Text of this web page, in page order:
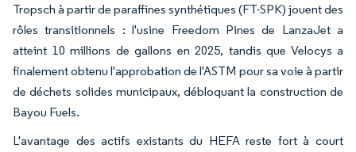
Tropsch à partir de paraffines synthétiques (FT-SPK) jouent des
rôles transitionnels : l'usine Freedom Pines de LanzaJet a
atteint 10 millions de gallons en 2025, tandis que Velocys a
finalement obtenu l'approbation de l'ASTM pour sa voie à partir
de déchets solides municipaux, débloquant la construction de
Bayou Fuels.
L'avantage des actifs existants du HEFA reste fort à court